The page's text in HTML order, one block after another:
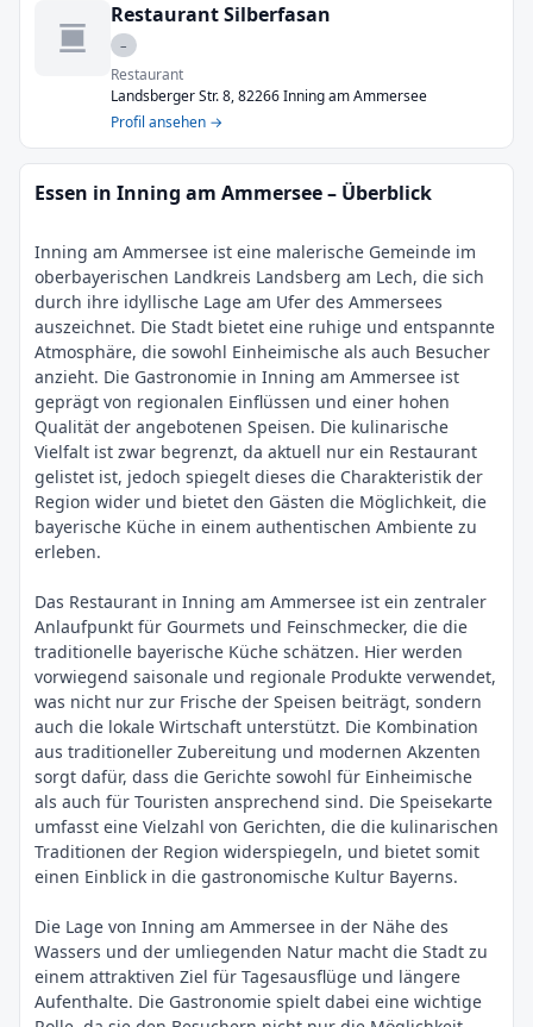
Restaurant Silberfasan
–
Restaurant
Landsberger Str. 8, 82266 Inning am Ammersee
Profil ansehen →
Essen in Inning am Ammersee – Überblick
Inning am Ammersee ist eine malerische Gemeinde im
oberbayerischen Landkreis Landsberg am Lech, die sich
durch ihre idyllische Lage am Ufer des Ammersees
auszeichnet. Die Stadt bietet eine ruhige und entspannte
Atmosphäre, die sowohl Einheimische als auch Besucher
anzieht. Die Gastronomie in Inning am Ammersee ist
geprägt von regionalen Einflüssen und einer hohen
Qualität der angebotenen Speisen. Die kulinarische
Vielfalt ist zwar begrenzt, da aktuell nur ein Restaurant
gelistet ist, jedoch spiegelt dieses die Charakteristik der
Region wider und bietet den Gästen die Möglichkeit, die
bayerische Küche in einem authentischen Ambiente zu
erleben.
Das Restaurant in Inning am Ammersee ist ein zentraler
Anlaufpunkt für Gourmets und Feinschmecker, die die
traditionelle bayerische Küche schätzen. Hier werden
vorwiegend saisonale und regionale Produkte verwendet,
was nicht nur zur Frische der Speisen beiträgt, sondern
auch die lokale Wirtschaft unterstützt. Die Kombination
aus traditioneller Zubereitung und modernen Akzenten
sorgt dafür, dass die Gerichte sowohl für Einheimische
als auch für Touristen ansprechend sind. Die Speisekarte
umfasst eine Vielzahl von Gerichten, die die kulinarischen
Traditionen der Region widerspiegeln, und bietet somit
einen Einblick in die gastronomische Kultur Bayerns.
Die Lage von Inning am Ammersee in der Nähe des
Wassers und der umliegenden Natur macht die Stadt zu
einem attraktiven Ziel für Tagesausflüge und längere
Aufenthalte. Die Gastronomie spielt dabei eine wichtige